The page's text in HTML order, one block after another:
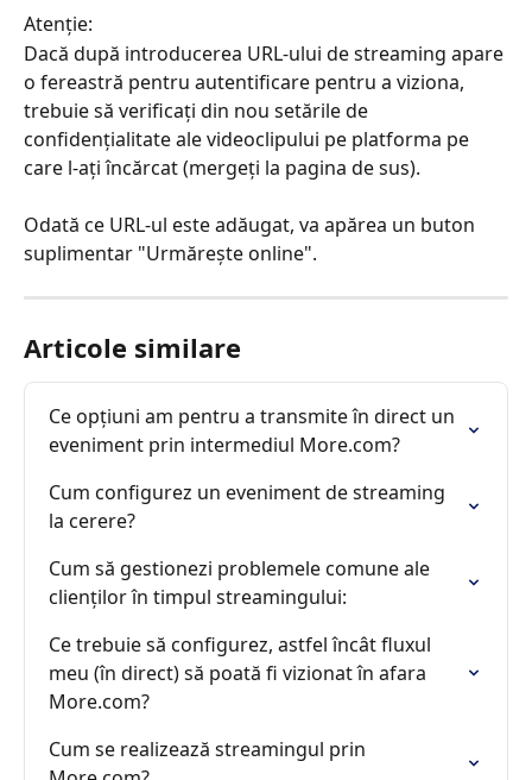
Atenție:
Dacă după introducerea URL-ului de streaming apare
o fereastră pentru autentificare pentru a viziona,
trebuie să verificați din nou setările de
confidențialitate ale videoclipului pe platforma pe
care l-ați încărcat (mergeți la pagina de sus).
Odată ce URL-ul este adăugat, va apărea un buton
suplimentar "Urmărește online".
Articole similare
Ce opțiuni am pentru a transmite în direct un
eveniment prin intermediul More.com?
Cum configurez un eveniment de streaming
la cerere?
Cum să gestionezi problemele comune ale
clienților în timpul streamingului:
Ce trebuie să configurez, astfel încât fluxul
meu (în direct) să poată fi vizionat în afara
More.com?
Cum se realizează streamingul prin